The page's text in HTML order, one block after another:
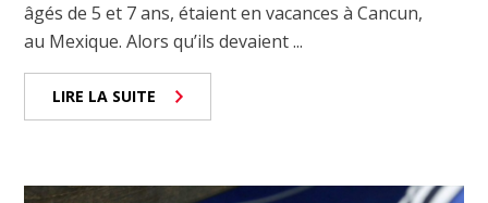
âgés de 5 et 7 ans, étaient en vacances à Cancun,
au Mexique. Alors qu’ils devaient ...
LIRE LA SUITE